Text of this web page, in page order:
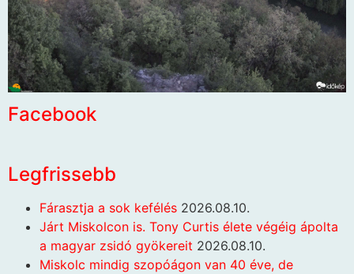
Facebook
Legfrissebb
Fárasztja a sok kefélés 2026.08.10.
Járt Miskolcon is. Tony Curtis élete végéig ápolta
a magyar zsidó gyökereit 2026.08.10.
Miskolc mindig szopóágon van 40 éve, de